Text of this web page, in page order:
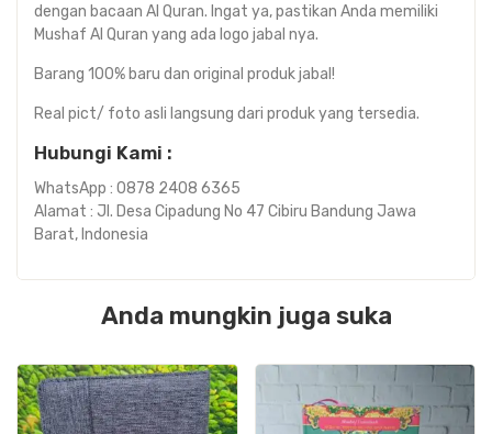
dengan bacaan Al Quran. Ingat ya, pastikan Anda memiliki
Mushaf Al Quran yang ada logo jabal nya.
Barang 100% baru dan original produk jabal!
Real pict/ foto asli langsung dari produk yang tersedia.
Hubungi Kami :
WhatsApp : 0878 2408 6365
Alamat : Jl. Desa Cipadung No 47 Cibiru Bandung Jawa
Barat, Indonesia
Anda mungkin juga suka